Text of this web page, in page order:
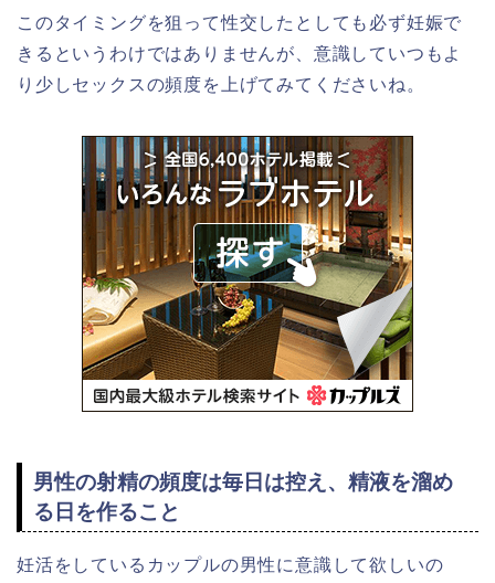
このタイミングを狙って性交したとしても必ず妊娠で
きるというわけではありませんが、意識していつもよ
り少しセックスの頻度を上げてみてくださいね。
男性の射精の頻度は毎日は控え、精液を溜め
る日を作ること
妊活をしているカップルの男性に意識して欲しいの